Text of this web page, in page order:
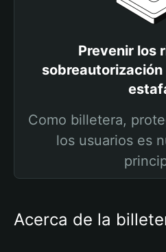
Prevenir los
Como billetera,
los usuarios es
Acerca de la